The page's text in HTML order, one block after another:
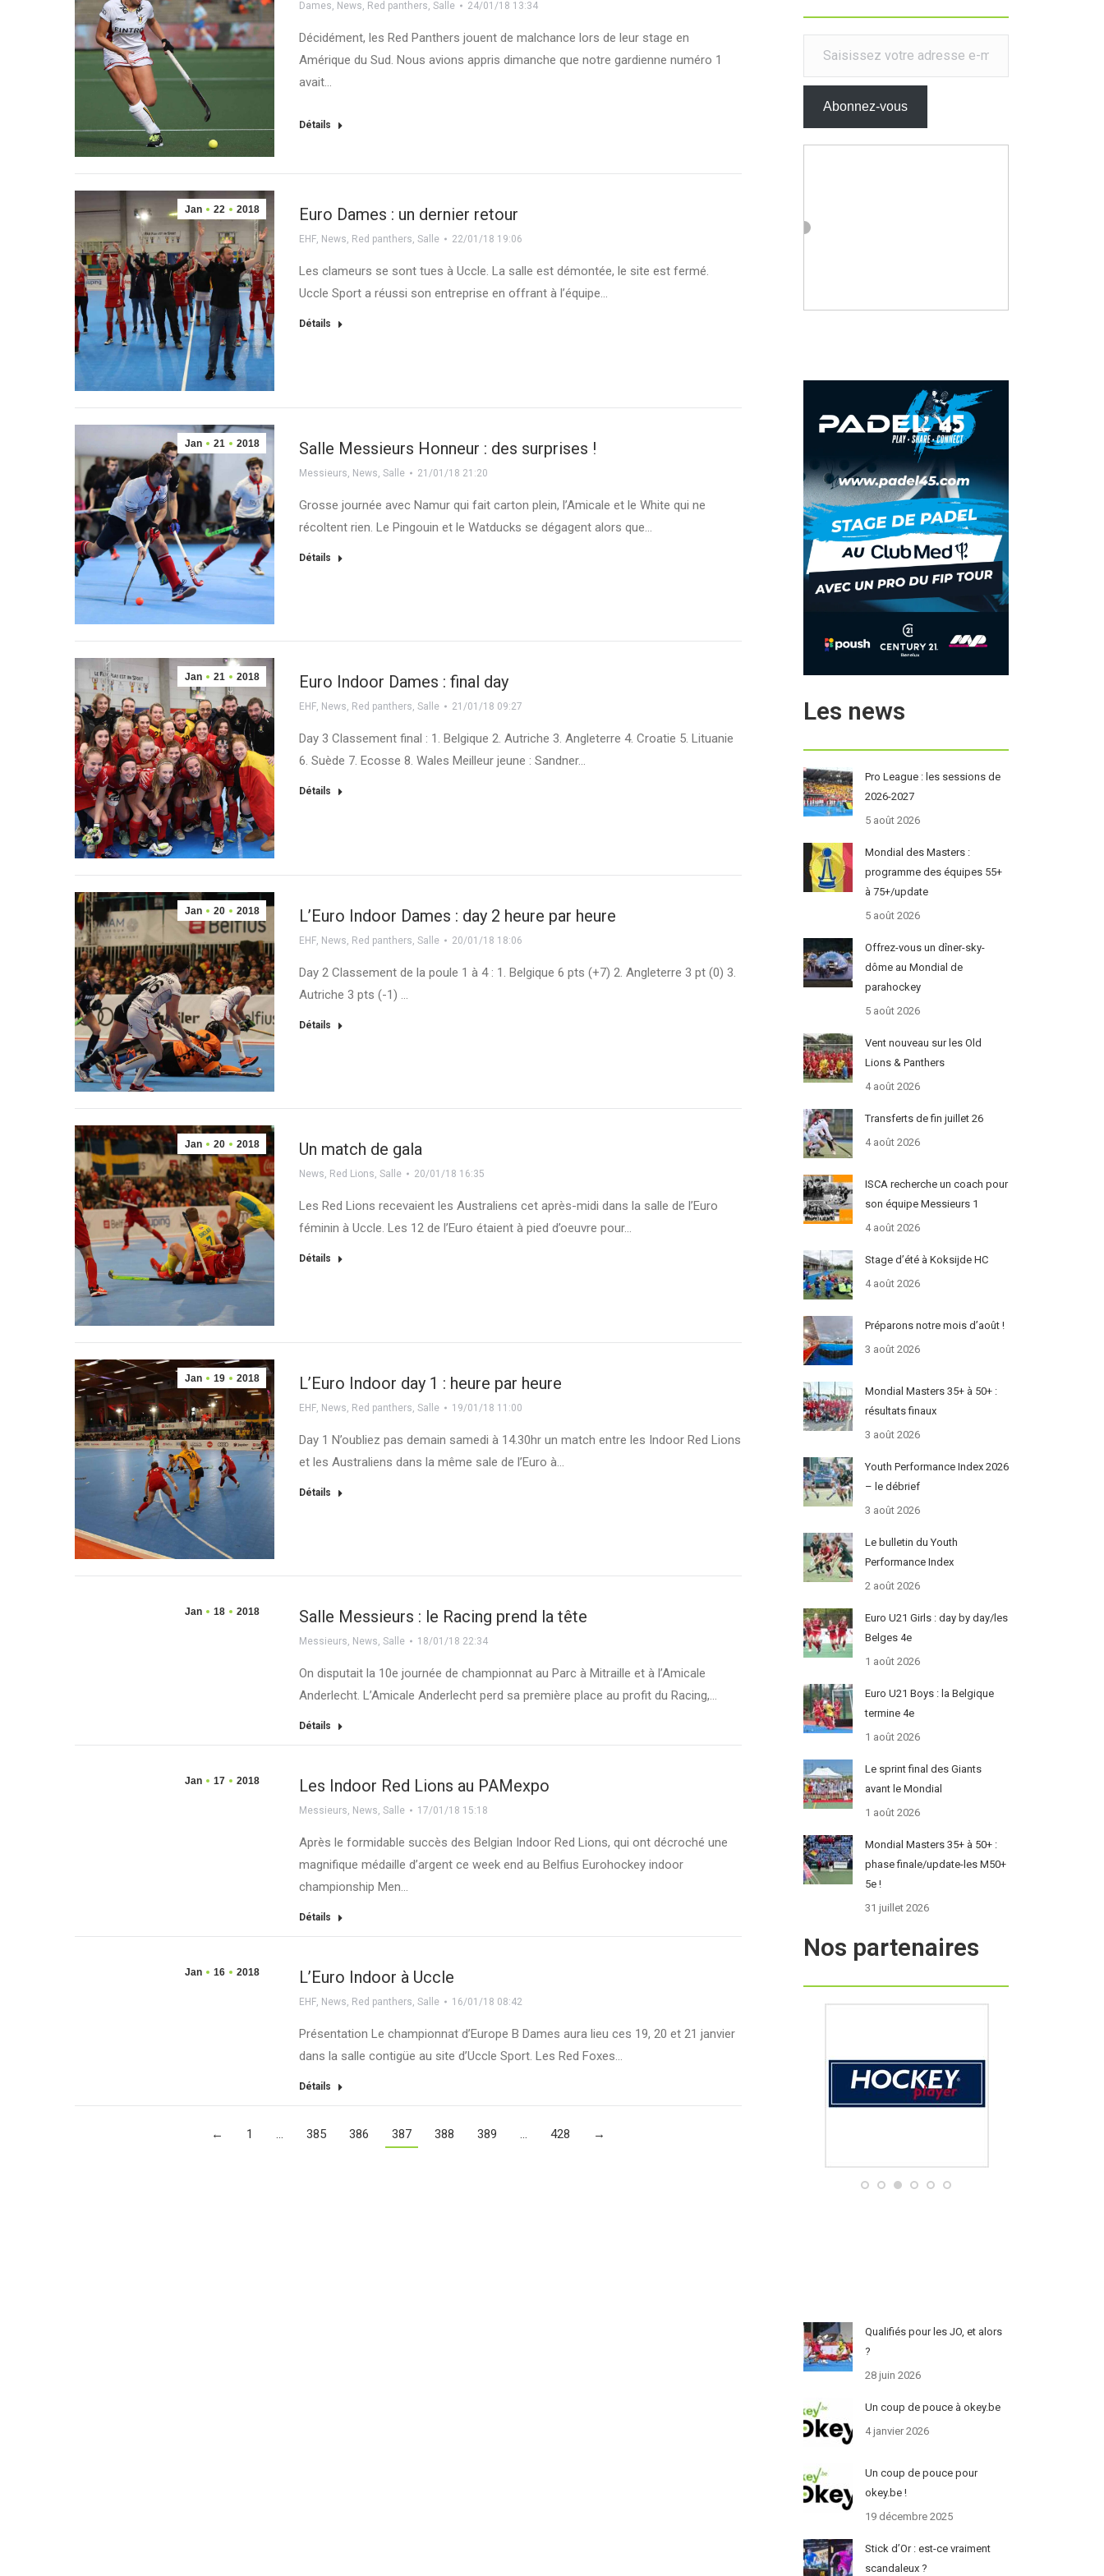
Dames, News, Red panthers,Salle 24/01/18 13:34
Décidément, les Red Panthers jouent de malchance lors de leur stage en
Amérique du Sud. Nous avions appris dimanche que notre gardienne numéro 1
avait…
Détails
Jan 22 2018 Euro Dames : un dernier retour
EHF, News, Red panthers,Salle 22/01/18 19:06
Les clameurs se sont tues à Uccle. La salle est démontée, le site est fermé.
Uccle Sport a réussi son entreprise en offrant à l’équipe…
Détails
Jan 21 2018 Salle Messieurs Honneur : des surprises !
Messieurs, News,Salle 21/01/18 21:20
Grosse journée avec Namur qui fait carton plein, l’Amicale et le White qui ne
récoltent rien. Le Pingouin et le Watducks se dégagent alors que…
Détails
Jan 21 2018 Euro Indoor Dames : final day
EHF, News, Red panthers,Salle 21/01/18 09:27
Day 3 Classement final : 1. Belgique 2. Autriche 3. Angleterre 4. Croatie 5. Lituanie
6. Suède 7. Ecosse 8. Wales Meilleur jeune : Sandner…
Détails
Jan 20 2018 L’Euro Indoor Dames : day 2 heure par heure
EHF, News, Red panthers,Salle 20/01/18 18:06
Day 2 Classement de la poule 1 à 4 : 1. Belgique 6 pts (+7) 2. Angleterre 3 pt (0) 3.
Autriche 3 pts (-1) …
Détails
Jan 20 2018 Un match de gala
News, Red Lions,Salle 20/01/18 16:35
Les Red Lions recevaient les Australiens cet après-midi dans la salle de l’Euro
féminin à Uccle. Les 12 de l’Euro étaient à pied d’oeuvre pour…
Détails
Jan 19 2018 L’Euro Indoor day 1 : heure par heure
EHF, News, Red panthers,Salle 19/01/18 11:00
Day 1 N’oubliez pas demain samedi à 14.30hr un match entre les Indoor Red Lions
et les Australiens dans la même sale de l’Euro à…
Détails
Jan 18 2018 Salle Messieurs : le Racing prend la tête
Messieurs, News,Salle 18/01/18 22:34
On disputait la 10e journée de championnat au Parc à Mitraille et à l’Amicale
Anderlecht. L’Amicale Anderlecht perd sa première place au profit du Racing,…
Détails
Jan 17 2018 Les Indoor Red Lions au PAMexpo
Messieurs, News,Salle 17/01/18 15:18
Après le formidable succès des Belgian Indoor Red Lions, qui ont décroché une
magnifique médaille d’argent ce week end au Belfius Eurohockey indoor
championship Men…
Détails
Jan 16 2018 L’Euro Indoor à Uccle
EHF, News, Red panthers,Salle 16/01/18 08:42
Présentation Le championnat d’Europe B Dames aura lieu ces 19, 20 et 21 janvier
dans la salle contigüe au site d’Uccle Sport. Les Red Foxes…
Détails
← 1 … 385 386 387 388 389 … 428 →
Saisissez votre adresse e-mail…
Abonnez-vous
Les news
Pro League : les sessions de
2026-2027
5 août 2026
Mondial des Masters :
programme des équipes 55+
à 75+/update
5 août 2026
Offrez-vous un dîner-sky-
dôme au Mondial de
parahockey
5 août 2026
Vent nouveau sur les Old
Lions & Panthers
4 août 2026
Transferts de fin juillet 26
4 août 2026
ISCA recherche un coach pour
son équipe Messieurs 1
4 août 2026
Stage d’été à Koksijde HC
4 août 2026
Préparons notre mois d’août !
3 août 2026
Mondial Masters 35+ à 50+ :
résultats finaux
3 août 2026
Youth Performance Index 2026
– le débrief
3 août 2026
Le bulletin du Youth
Performance Index
2 août 2026
Euro U21 Girls : day by day/les
Belges 4e
1 août 2026
Euro U21 Boys : la Belgique
termine 4e
1 août 2026
Le sprint final des Giants
avant le Mondial
1 août 2026
Mondial Masters 35+ à 50+ :
phase finale/update-les M50+
5e !
31 juillet 2026
Nos partenaires
Qualifiés pour les JO, et alors
?
28 juin 2026
Un coup de pouce à okey.be
4 janvier 2026
Un coup de pouce pour
okey.be !
19 décembre 2025
Stick d’Or : est-ce vraiment
scandaleux ?